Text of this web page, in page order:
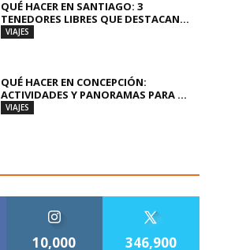
QUÉ HACER EN SANTIAGO: 3
TENEDORES LIBRES QUE DESTACAN...
VIAJES
QUÉ HACER EN CONCEPCIÓN:
ACTIVIDADES Y PANORAMAS PARA ...
VIAJES
10,000 346,900